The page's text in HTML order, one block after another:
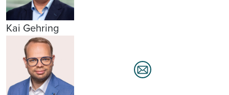
Kai Gehring